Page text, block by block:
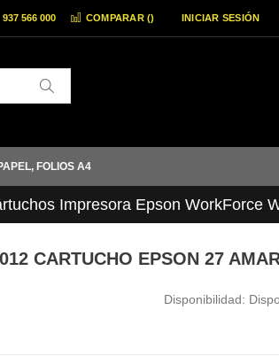
COMPARAR () INICIAR SESIÓN
937 566 000
FOLIOS A4
Impresora Epson WorkForce
CARTUCHO EPSON 27
Disponibilidad: